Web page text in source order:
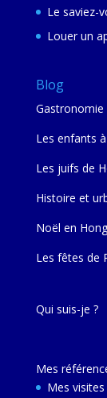
Le saviez-
Louer un
Blog
Gastronomie
Les enfants
Les juifs de
Histoire et
Noël en
Les fêtes de
Qui suis-je ?
Mes
Mes visites